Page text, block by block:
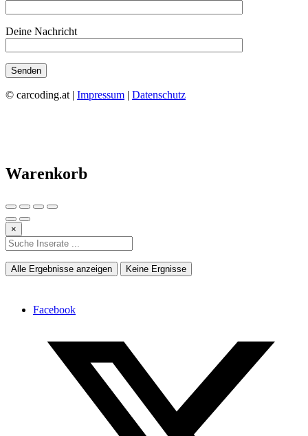
Deine Nachricht
© carcoding.at | Impressum | Datenschutz
Warenkorb
×
Alle Ergebnisse anzeigen Keine Ergnisse
Facebook